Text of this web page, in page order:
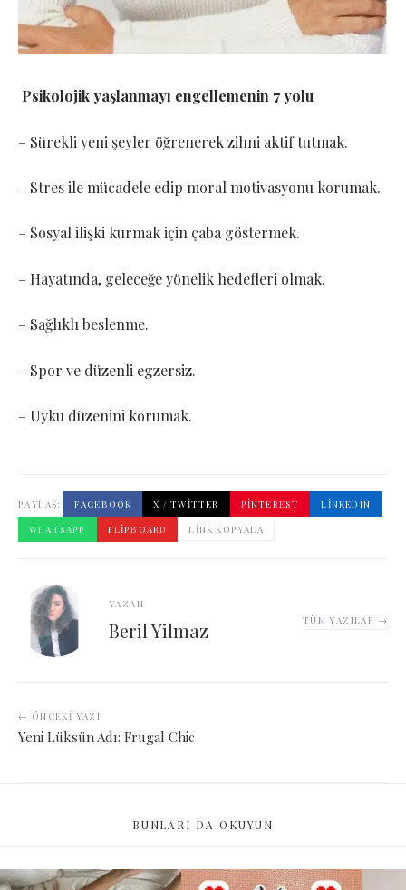
Psikolojik yaşlanmayı engellemenin 7 yolu
– Sürekli yeni şeyler öğrenerek zihni aktif tutmak.
– Stres ile mücadele edip moral motivasyonu korumak.
– Sosyal ilişki kurmak için çaba göstermek.
– Hayatında, geleceğe yönelik hedefleri olmak.
– Sağlıklı beslenme.
– Spor ve düzenli egzersiz.
– Uyku düzenini korumak.
PAYLAŞ: FACEBOOK X / TWITTER PINTEREST
LINKEDIN
WHATSAPP
FLIPBOARD LINK KOPYALA
YAZAN
Beril Yilmaz TÜM YAZILAR →
← ÖNCEKI YAZI
Yeni Lüksün Adı: Frugal Chic
BUNLARI DA OKUYUN